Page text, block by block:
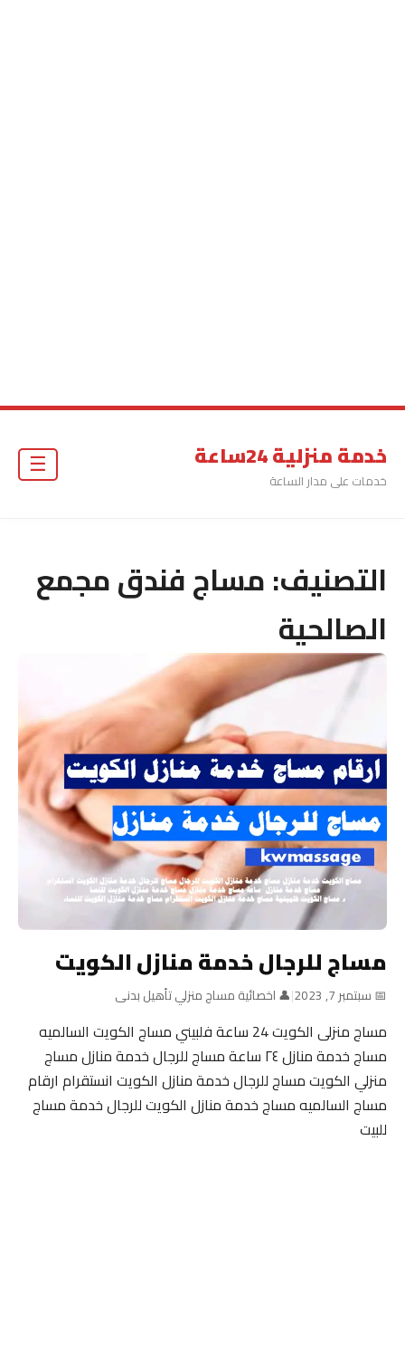
خدمة منزلية 24ساعة
خدمات على مدار الساعة
☰
التصنيف:مساج فندق مجمع
الصالحية
مساج للرجال خدمة منازل الكويت
📅 سبتمبر 7, 2023 |👤 اخصائية مساج منزلي تأهيل بدنى
مساج منزلى الكويت 24 ساعة فلبيني مساج الكويت السالميه
مساج خدمة منازل ٢٤ ساعة مساج للرجال خدمة منازل مساج
منزلي الكويت مساج للرجال خدمة منازل الكويت انستقرام ارقام
مساج السالميه مساج خدمة منازل الكويت للرجال خدمة مساج
للبيت